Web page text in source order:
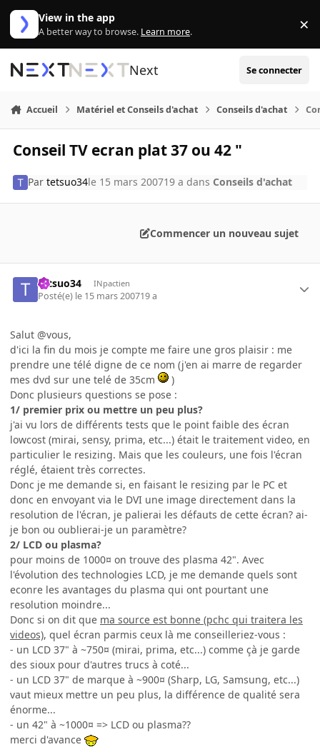
Aller au contenu
View in the app
A better way to browse. Learn more. ×
Next Se connecter
Accueil Matériel et Conseils d'achat Conseils d'achat
Conseil TV ecran plat 37 ou 42 "
Partetsuo34le 15 mars 200719 a dans Conseils d'achat
Commencer un nouveau sujet
tetsuo34 INpactien
Posté(e) le 15 mars 200719 a
Salut @vous,
d'ici la fin du mois je compte me faire une gros plaisir : me
prendre une télé digne de ce nom (j'en ai marre de regarder
mes dvd sur une telé de 35cm
)
Donc plusieurs questions se pose :
1/ premier prix ou mettre un peu plus?
j'ai vu lors de différents tests que le point faible des écran
lowcost (mirai, sensy, prima, etc...) était le traitement video, en
particulier le resizing. Mais que les couleurs, une fois l'écran
réglé, étaient très correctes.
Donc je me demande si, en faisant le resizing par le PC et
donc en envoyant via le DVI une image directement dans la
resolution de l'écran, je palierai les défauts de cette écran? ai-
je bon ou oublierai-je un paramètre?
2/ LCD ou plasma?
pour moins de 1000¤ on trouve des plasma 42". Avec
l'évolution des technologies LCD, je me demande quels sont
econre les avantages du plasma qui ont pourtant une
resolution moindre...
Donc si on dit que ma source est bonne (pchc qui traitera les
videos), quel écran parmis ceux là me conseilleriez-vous :
- un LCD 37" à ~750¤ (mirai, prima, etc...) comme çà je garde
des sioux pour d'autres trucs à coté...
- un LCD 37" de marque à ~900¤ (Sharp, LG, Samsung, etc...)
vaut mieux mettre un peu plus, la différence de qualité sera
énorme...
- un 42" à ~1000¤ => LCD ou plasma??
merci d'avance